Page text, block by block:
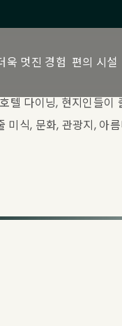
욱 멋진 경험 편의 시설
텔 다이닝, 현지인들이
식, 문화, 관광지, 아